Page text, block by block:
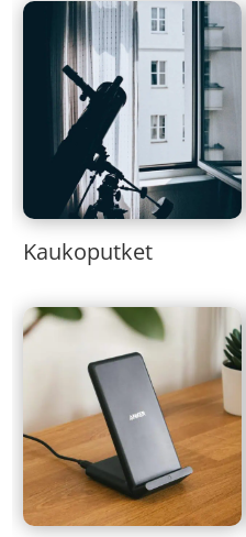
Kaukoputket